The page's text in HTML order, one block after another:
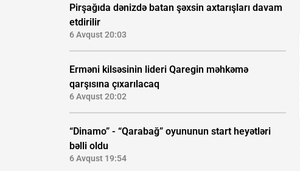
Pirşağıda dənizdə batan şəxsin axtarışları davam
etdirilir
6 Avqust 20:03
Erməni kilsəsinin lideri Qaregin məhkəmə
qarşısına çıxarılacaq
6 Avqust 20:02
“Dinamo” - “Qarabağ” oyununun start heyətləri
bəlli oldu
6 Avqust 19:54